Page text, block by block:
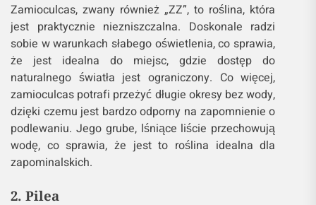
Zamioculcas, zwany również „ZZ”, to roślina, która
jest praktycznie niezniszczalna. Doskonale radzi
sobie w warunkach słabego oświetlenia, co sprawia,
że jest idealna do miejsc, gdzie dostęp do
naturalnego światła jest ograniczony. Co więcej,
zamioculcas potrafi przeżyć długie okresy bez wody,
dzięki czemu jest bardzo odporny na zapomnienie o
podlewaniu. Jego grube, lśniące liście przechowują
wodę, co sprawia, że jest to roślina idealna dla
zapominalskich.
2. Pilea